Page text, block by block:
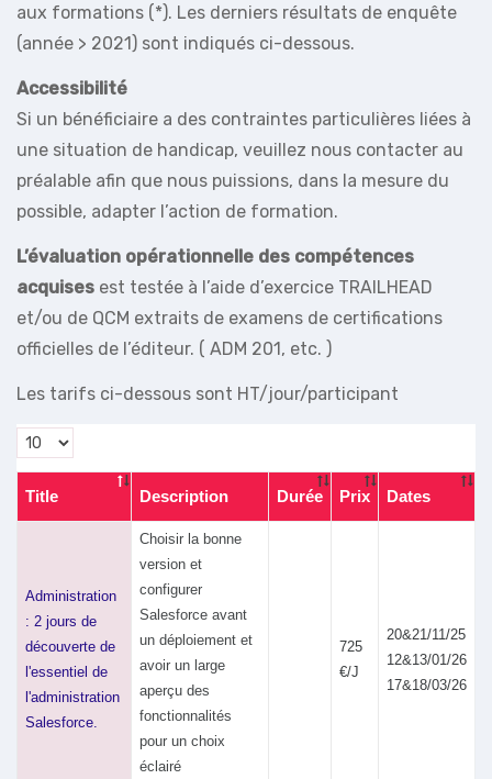
aux formations (*). Les derniers résultats de enquête
(année > 2021) sont indiqués ci-dessous.
Accessibilité
Si un bénéficiaire a des contraintes particulières liées à
une situation de handicap, veuillez nous contacter au
préalable afin que nous puissions, dans la mesure du
possible, adapter l’action de formation.
L’évaluation opérationnelle des compétences
acquises est testée à l’aide d’exercice TRAILHEAD
et/ou de QCM extraits de examens de certifications
officielles de l’éditeur. ( ADM 201, etc. )
Les tarifs ci-dessous sont HT/jour/participant
Title Description Durée Prix Dates
Administration
: 2 jours de
découverte de
l'essentiel de
l'administration
Salesforce.
Choisir la bonne
version et
configurer
Salesforce avant
un déploiement et
avoir un large
aperçu des
fonctionnalités
pour un choix
éclairé
725
€/J
20&21/11/25
12&13/01/26
17&18/03/26